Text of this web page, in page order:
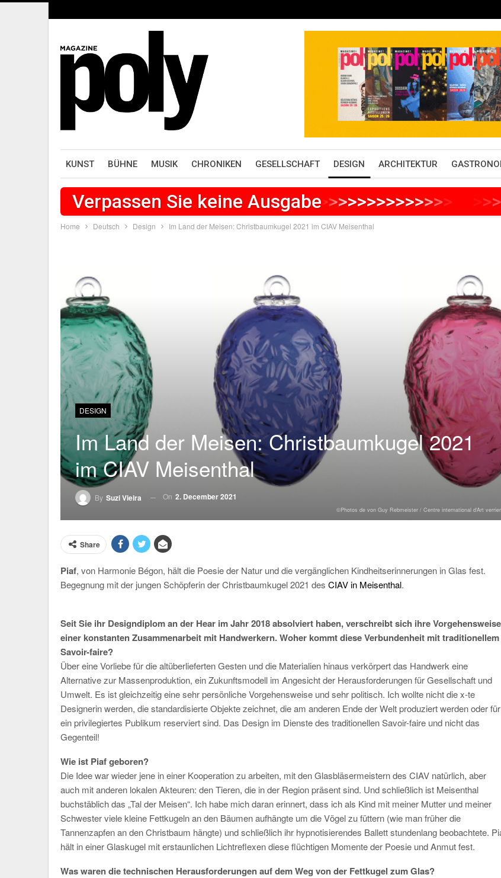
KUNST BÜHNE MUSIK CHRONIKEN GESELLSCHAFT DESIGN ARCHITEKTUR
Verpassen Sie keine Ausgabe>>>>>>>>>>>>>> >>
Home Deutsch Design Im Land der Meisen: Christbaumkugel 2021 im CIAV Meisenthal
DESIGN
Im Land der Meisen: Christbaumkugel 2021
im CIAV Meisenthal
By Suzi Vieira On 2. December 2021
©Photos de von Guy Rebmeister / Centre international d‘Art verrier
Share
Piaf, von Harmonie Bégon, hält die Poesie der Natur und die vergänglichen Kindheitserinnerungen in Glas fest.
Begegnung mit der jungen Schöpferin der Christbaumkugel 2021 des CIAV in Meisenthal.
Seit Sie ihr Designdiplom an der Hear im Jahr 2018 absolviert haben, verschreibt sich ihre Vorgehensweise
einer konstanten Zusammenarbeit mit Handwerkern. Woher kommt diese Verbundenheit mit traditionellem
Savoir-faire?
Über eine Vorliebe für die altüberlieferten Gesten und die Materialien hinaus verkörpert das Handwerk eine
Alternative zur Massenproduktion, ein Zukunftsmodell im Angesicht der Herausforderungen für Gesellschaft und
Umwelt. Es ist gleichzeitig eine sehr persönliche Vorgehensweise und sehr politisch. Ich wollte nicht die x-te
Designerin werden, die standardisierte Objekte zeichnet, die am anderen Ende der Welt produziert werden oder für
ein privilegiertes Publikum reserviert sind. Das Design im Dienste des traditionellen Savoir-faire und nicht das
Gegenteil!
Wie ist Piaf geboren?
Die Idee war wieder jene in einer Kooperation zu arbeiten, mit den Glasbläsermeistern des CIAV natürlich, aber
auch mit anderen lokalen Akteuren: den Tieren, die in der Region präsent sind. Und schließlich ist Meisenthal
buchstäblich das „Tal der Meisen“. Ich habe mich daran erinnert, dass ich als Kind mit meiner Mutter und meiner
Schwester viele kleine Fettkugeln an den Bäumen aufhängte um die Vögel zu füttern (wie man früher die
Tannenzapfen an den Christbaum hängte) und schließlich ihr hypnotisierendes Ballett stundenlang beobachtete.
hält in einer Glaskugel mit erstaunlichen Lichtreflexen diese flüchtigen Momente der Poesie und Anmut fest.
Was waren die technischen Herausforderungen auf dem Weg von der Fettkugel zum Glas?